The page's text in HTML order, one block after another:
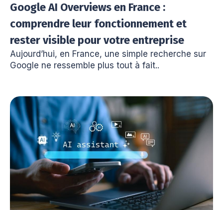
Google AI Overviews en France :
comprendre leur fonctionnement et
rester visible pour votre entreprise
Aujourd’hui, en France, une simple recherche sur
Google ne ressemble plus tout à fait..